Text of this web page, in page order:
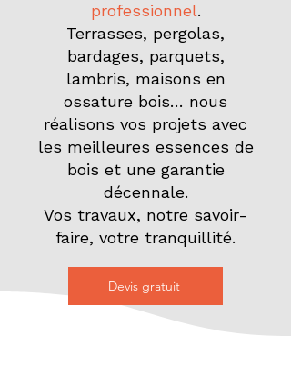
professionnel.
Terrasses, pergolas,
bardages, parquets,
lambris, maisons en
ossature bois… nous
réalisons vos projets avec
les meilleures essences de
bois et une garantie
décennale.
Vos travaux, notre savoir-
faire, votre tranquillité.
Devis gratuit